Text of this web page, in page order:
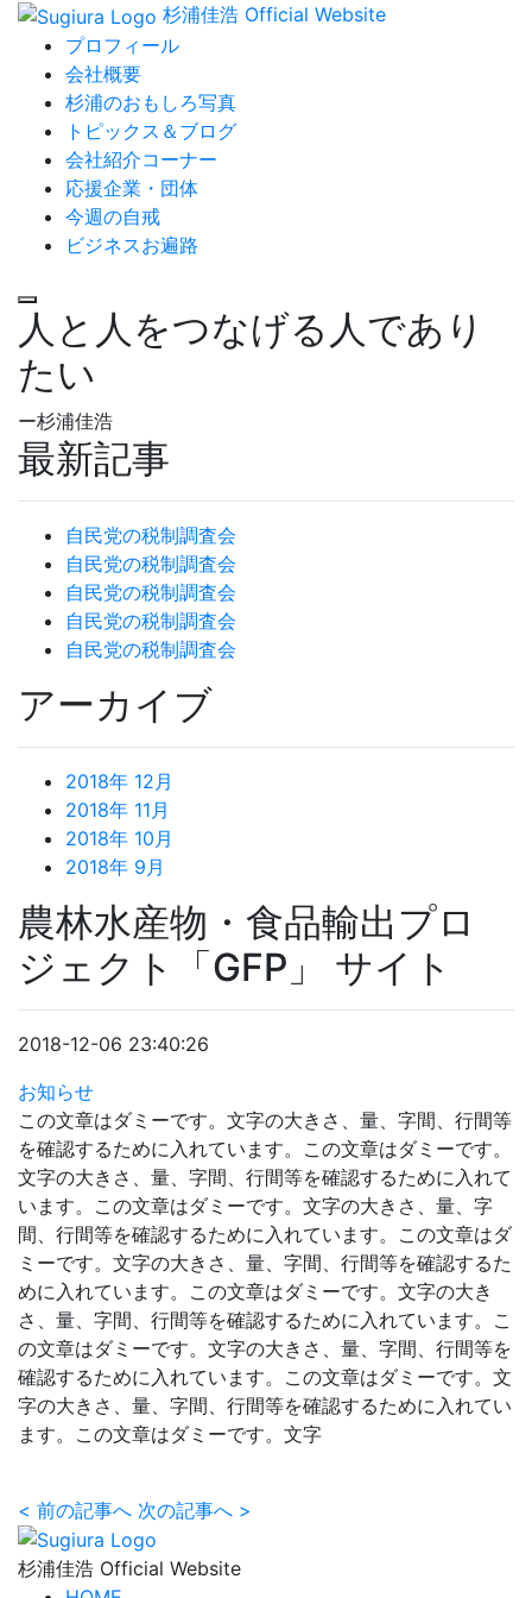
杉浦佳浩 Official Website
プロフィール
会社概要
杉浦のおもしろ写真
トピックス＆ブログ
会社紹介コーナー
応援企業・団体
今週の自戒
ビジネスお遍路
人と人をつなげる人であり
たい
ー杉浦佳浩
最新記事
自民党の税制調査会
自民党の税制調査会
自民党の税制調査会
自民党の税制調査会
自民党の税制調査会
アーカイブ
2018年 12月
2018年 11月
2018年 10月
2018年 9月
農林水産物・食品輸出プロ
ジェクト「GFP」 サイト
2018-12-06 23:40:26
お知らせ
この文章はダミーです。文字の大きさ、量、字間、行間等
を確認するために入れています。この文章はダミーです。
文字の大きさ、量、字間、行間等を確認するために入れて
います。この文章はダミーです。文字の大きさ、量、字
間、行間等を確認するために入れています。この文章はダ
ミーです。文字の大きさ、量、字間、行間等を確認するた
めに入れています。この文章はダミーです。文字の大き
さ、量、字間、行間等を確認するために入れています。こ
の文章はダミーです。文字の大きさ、量、字間、行間等を
確認するために入れています。この文章はダミーです。文
字の大きさ、量、字間、行間等を確認するために入れてい
ます。この文章はダミーです。文字
< 前の記事へ 次の記事へ >
杉浦佳浩 Official Website